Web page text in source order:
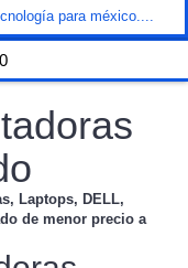
Laptops, DELL,
de menor precio a